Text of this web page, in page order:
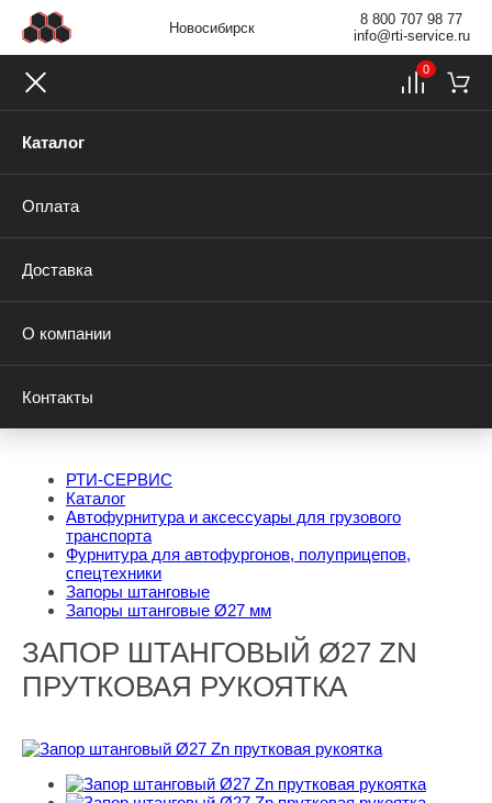
Новосибирск
8 800 707 98 77
info@rti-service.ru
Каталог
Оплата
Доставка
О компании
Контакты
0
РТИ-СЕРВИС
Каталог
Автофурнитура и аксессуары для грузового
транспорта
Фурнитура для автофургонов, полуприцепов,
спецтехники
Запоры штанговые
Запоры штанговые Ø27 мм
ЗАПОР ШТАНГОВЫЙ Ø27 ZN
ПРУТКОВАЯ РУКОЯТКА